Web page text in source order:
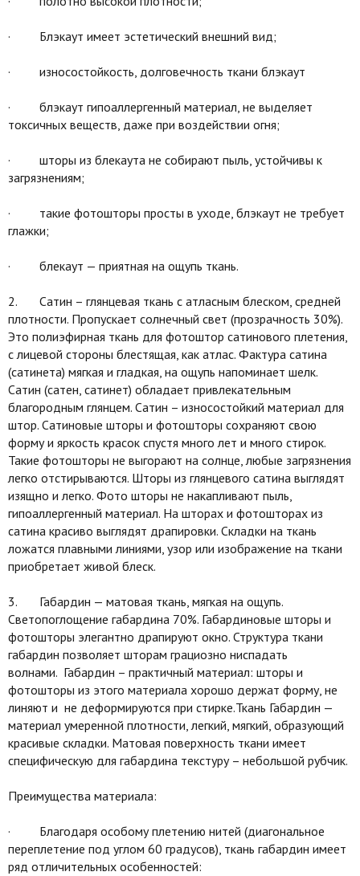
· Блэкаут имеет эстетический внешний вид;
· износостойкость, долговечность ткани блэкаут
· блэкаут гипоаллергенный материал, не выделяет
токсичных веществ, даже при воздействии огня;
· шторы из блекаута не собирают пыль, устойчивы к
загрязнениям;
· такие фотошторы просты в уходе, блэкаут не требует
глажки;
· блекаут — приятная на ощупь ткань.
2. Сатин – глянцевая ткань с атласным блеском, средней
плотности. Пропускает солнечный свет (прозрачность 30%).
Это полиэфирная ткань для фотоштор сатинового плетения,
с лицевой стороны блестящая, как атлас. Фактура сатина
(сатинета) мягкая и гладкая, на ощупь напоминает шелк.
Сатин (сатен, сатинет) обладает привлекательным
благородным глянцем. Сатин – износостойкий материал для
штор. Сатиновые шторы и фотошторы сохраняют свою
форму и яркость красок спустя много лет и много стирок.
Такие фотошторы не выгорают на солнце, любые загрязнения
легко отстирываются. Шторы из глянцевого сатина выглядят
изящно и легко. Фото шторы не накапливают пыль,
гипоаллергенный материал. На шторах и фотошторах из
сатина красиво выглядят драпировки. Складки на ткань
ложатся плавными линиями, узор или изображение на ткани
приобретает живой блеск.
3. Габардин — матовая ткань, мягкая на ощупь.
Светопоглощение габардина 70%. Габардиновые шторы и
фотошторы элегантно драпируют окно. Структура ткани
габардин позволяет шторам грациозно ниспадать
волнами. Габардин – практичный материал: шторы и
фотошторы из этого материала хорошо держат форму, не
линяют и не деформируются при стирке.Ткань Габардин —
материал умеренной плотности, легкий, мягкий, образующий
красивые складки. Матовая поверхность ткани имеет
специфическую для габардина текстуру – небольшой рубчик.
Преимущества материала:
· Благодаря особому плетению нитей (диагональное
переплетение под углом 60 градусов), ткань габардин имеет
ряд отличительных особенностей: